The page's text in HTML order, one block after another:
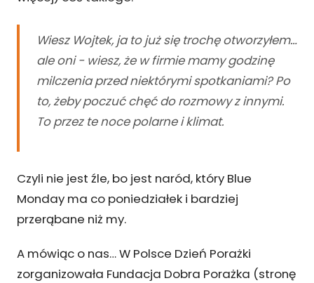
Wiesz Wojtek, ja to już się trochę otworzyłem…
ale oni - wiesz, że w firmie mamy godzinę
milczenia przed niektórymi spotkaniami? Po
to, żeby poczuć chęć do rozmowy z innymi.
To przez te noce polarne i klimat.
Czyli nie jest źle, bo jest naród, który Blue
Monday ma co poniedziałek i bardziej
przerąbane niż my.
A mówiąc o nas… W Polsce Dzień Porażki
zorganizowała Fundacja Dobra Porażka (stronę